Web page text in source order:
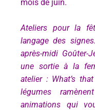
mois de juin.
Ateliers pour la
langage des
après-midi Goûter-
une sortie à la
atelier : What’s
légumes
animations qui